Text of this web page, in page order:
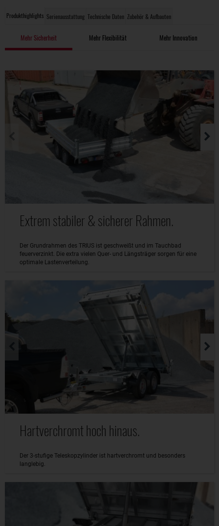
Produkthighlights Serienausstattung Technische Daten Zubehör & Aufbauten
Mehr Sicherheit Mehr Flexibilität Mehr Innovation
Extrem stabiler & sicherer Rahmen.
Der Grundrahmen des TRIUS ist geschweißt und im Tauchbad
feuerverzinkt. Die extra vielen Quer- und Längsträger sorgen für eine
optimale Lastenverteilung.
Hartverchromt hoch hinaus.
Der 3-stufige Teleskopzylinder ist hartverchromt und besonders
langlebig.